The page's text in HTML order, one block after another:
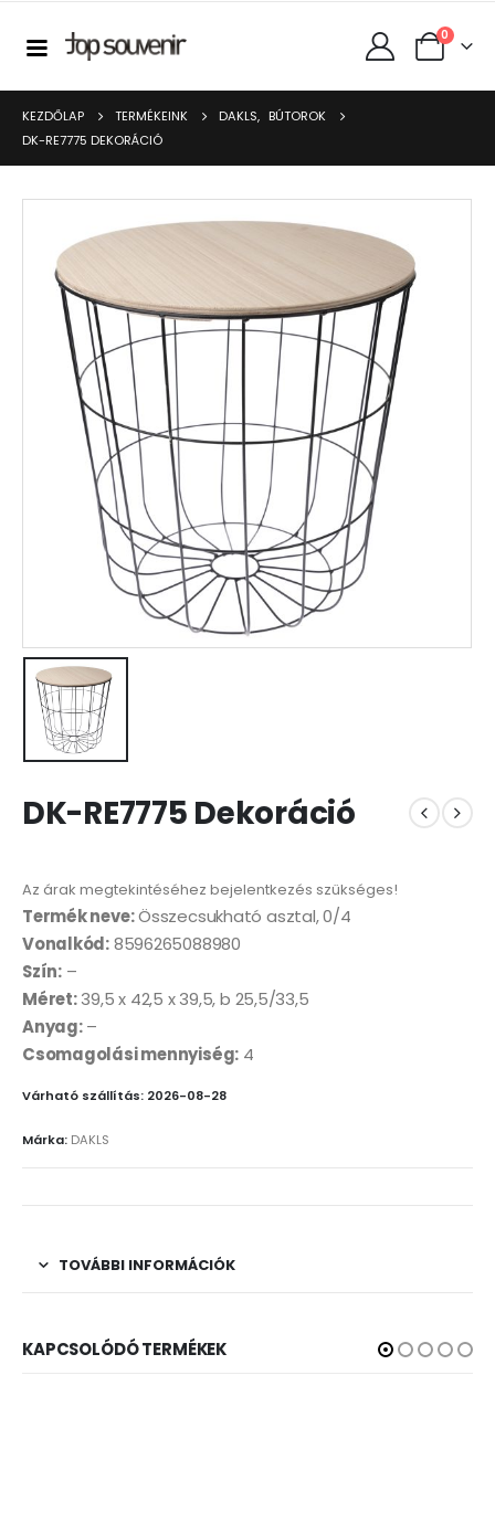
0
KEZDŐLAP TERMÉKEINK DAKLS, BÚTOROK
DK-RE7775 DEKORÁCIÓ
DK-RE7775 Dekoráció
Az árak megtekintéséhez bejelentkezés szükséges!
Termék neve:Összecsukható asztal, 0/4
Vonalkód:8596265088980
Szín:–
Méret:39,5 x 42,5 x 39,5, b 25,5/33,5
Anyag:–
Csomagolási mennyiség: 4
Várható szállítás: 2026-08-28
Márka: DAKLS
TOVÁBBI INFORMÁCIÓK
KAPCSOLÓDÓ TERMÉKEK